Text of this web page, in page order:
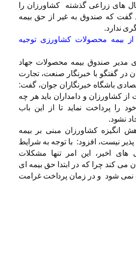
های زراعی گذشته کشاورزان را
گفت که صندوق به غیر از حق بیمه
ندارد.
از بیمه محصولات کشاورزی توجیه
مدیر صندوق بیمه محصولات جهاد
در گفتگو با خبرنگار صنعت، تجارت
باشگاه خبرنگاران جوان، گفت:
کشاورزان و دامداران باید هر چه
را پرداخت نماید تا از این باب
نشود.
انگیزه کشاورزان مبنی بر بیمه
نیست، افزود: با توجه به شرایط
های اخیر، این امر تنها مشکلات
می کند چرا که در ابتدا حق بیمه ای
نمی شود و در زمان پرداخت غرامت